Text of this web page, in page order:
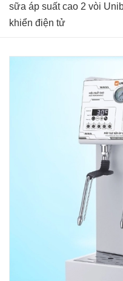
sữa áp suất cao 2 vòi
khiển điện tử